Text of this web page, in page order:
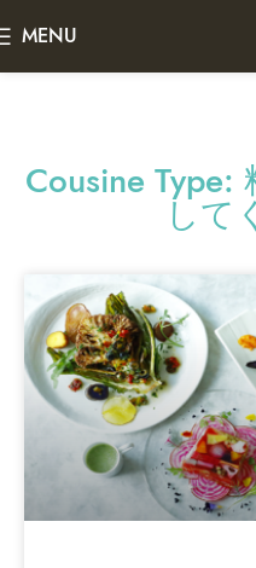
MENU
Cousine Type:
して